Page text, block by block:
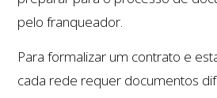
pelo franqueador.
Para formalizar um contrato e
cada rede requer documentos